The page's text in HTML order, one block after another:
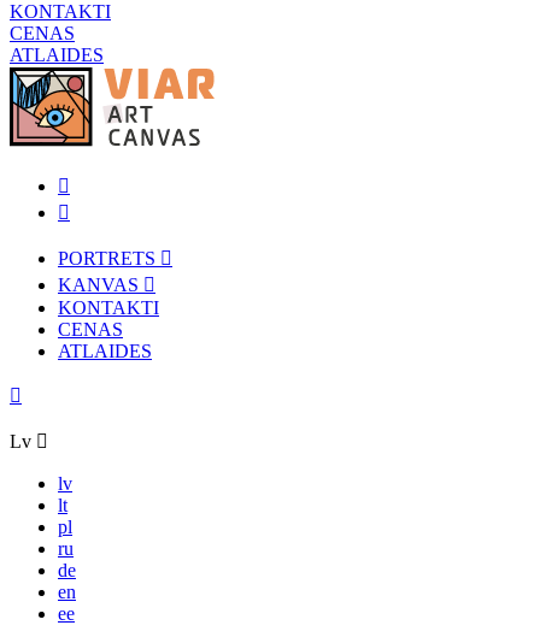
KONTAKTI
CENAS
ATLAIDES
PORTRETS
KANVAS
KONTAKTI
CENAS
ATLAIDES
Lv
lv
lt
pl
ru
de
en
ee